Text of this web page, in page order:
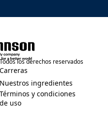
new tab)
los derechos reservados
Carreras
(Opens in a new tab)
Nuestros ingredientes
(Opens in a new tab)
Términos y condiciones
de uso
(Opens in a new tab)